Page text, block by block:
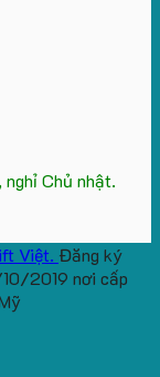
Chủ nhật.
Việt. Đăng ký
2019 nơi cấp